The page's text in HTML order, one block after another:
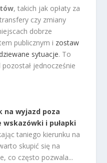
, takich jak opłaty za
czy zmiany
dobrze
publicznym i zostaw
sytuacje. To
jednocześnie
na wyjazd poza
i pułapki
taniego kierunku na
skupić się na
co często pozwala...